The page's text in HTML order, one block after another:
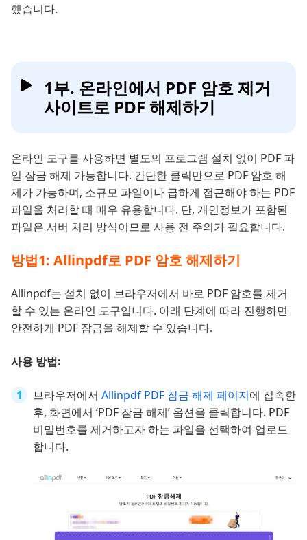
했습니다.
1부. 온라인에서 PDF 암호 제거
사이트로 PDF 해제하기
온라인 도구를 사용하면 별도의 프로그램 설치 없이 PDF 파
일 잠금 해제 가능합니다. 간단한 클릭만으로 PDF 암호 해
제가 가능하며, 소규모 파일이나 급하게 접근해야 하는 PDF
파일을 처리할 때 매우 유용합니다. 단, 개인정보가 포함된
파일은 서버 처리 방식이므로 사용 전 주의가 필요합니다.
방법1: Allinpdf로 PDF 암호 해제하기
Allinpdf는 설치 없이 브라우저에서 바로 PDF 암호를 제거
할 수 있는 온라인 도구입니다. 아래 단계에 따라 진행하면
안전하게 PDF 잠금을 해제할 수 있습니다.
사용 방법:
브라우저에서 Allinpdf PDF 잠금 해제 페이지에 접속한
후, 화면에서 ‘PDF 잠금 해제’ 옵션을 클릭합니다. PDF
비밀번호를 제거하고자 하는 파일을 선택하여 업로드
합니다.